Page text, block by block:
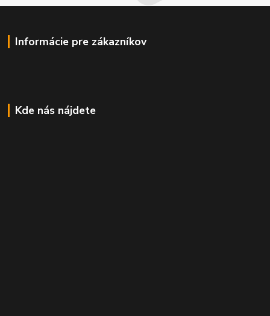
Informácie pre zákazníkov
Kde nás nájdete